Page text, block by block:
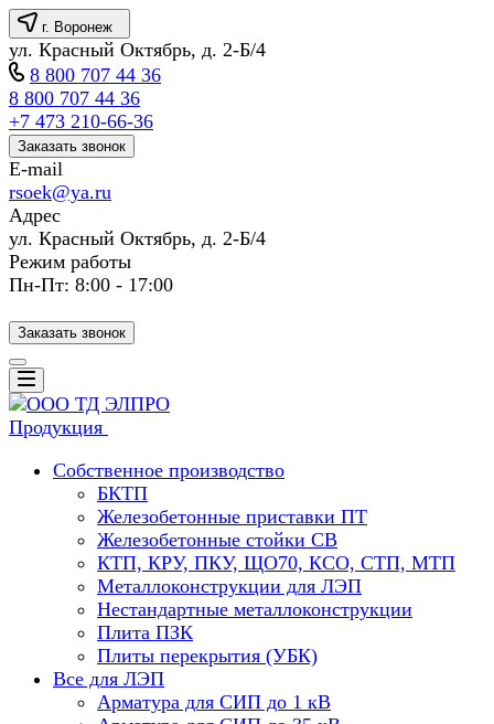
г. Воронеж
ул. Красный Октябрь, д. 2-Б/4
8 800 707 44 36
8 800 707 44 36
+7 473 210-66-36
Заказать звонок
E-mail
rsoek@ya.ru
Адрес
ул. Красный Октябрь, д. 2-Б/4
Режим работы
Пн-Пт: 8:00 - 17:00
Заказать звонок
Продукция
Собственное производство
БКТП
Железобетонные приставки ПТ
Железобетонные стойки СВ
КТП, КРУ, ПКУ, ЩО70, КСО, СТП, МТП
Металлоконструкции для ЛЭП
Нестандартные металлоконструкции
Плита ПЗК
Плиты перекрытия (УБК)
Все для ЛЭП
Арматура для СИП до 1 кВ